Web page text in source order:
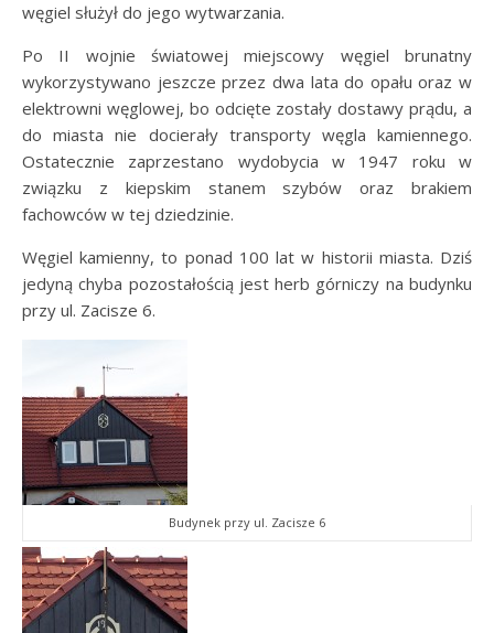
węgiel służył do jego wytwarzania.
Po II wojnie światowej miejscowy węgiel brunatny
wykorzystywano jeszcze przez dwa lata do opału oraz w
elektrowni węglowej, bo odcięte zostały dostawy prądu, a
do miasta nie docierały transporty węgla kamiennego.
Ostatecznie zaprzestano wydobycia w 1947 roku w
związku z kiepskim stanem szybów oraz brakiem
fachowców w tej dziedzinie.
Węgiel kamienny, to ponad 100 lat w historii miasta. Dziś
jedyną chyba pozostałością jest herb górniczy na budynku
przy ul. Zacisze 6.
Budynek przy ul. Zacisze 6